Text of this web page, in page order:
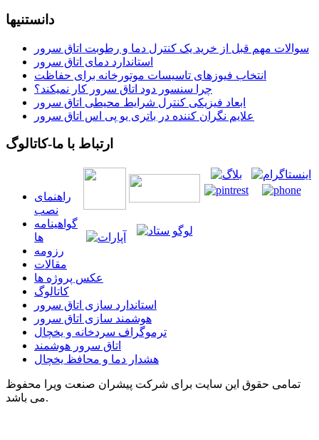
دانستنیها
سوالات مهم قبل از خرید یک کنترل دما و رطوبت اتاق سرور
استاندارد دمای اتاق سرور
انتخاب فیوزهای تاسیسات موتورخانه برای حفاظت
چرا سنسور دود اتاق سرور کار نمیکند؟
ابعاد فیزیکی کنترل شرایط محیطی اتاق سرور
علایم نگران کننده در باتری یو پی اس اتاق سرور
ارتباط با ما-کاتالوگ
راهنمای
نصب
گواهينامه
ها
رزومه
مقالات
عکس پروژه ها
کاتالوگ
استاندارد سازی اتاق سرور
هوشمند سازی اتاق سرور
ترموگراف سردخانه و یخچال
اتاق سرور هوشمند
هشدار دما و محافظ یخچال
تمامی حقوق این سایت برای شرکت پیشران صنعت ویرا محفوظ
می باشد.